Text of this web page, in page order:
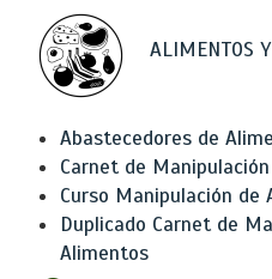
ALIMENTOS
Abastecedores de
Carnet de
Curso Manipulación de
Duplicado Carnet de
Alimentos